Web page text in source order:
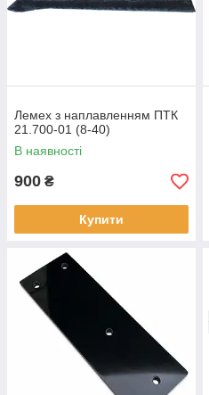
Лемех з наплавленням ПТК
21.700-01 (8-40)
В наявності
900 ₴
Купити